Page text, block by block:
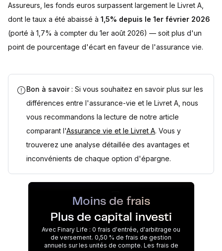
Assureurs, les fonds euros surpassent largement le Livret A,
dont le taux a été abaissé à 1,5% depuis le 1er février 2026
(porté à 1,7% à compter du 1er août 2026) — soit plus d'un
point de pourcentage d'écart en faveur de l'assurance vie.
Bon à savoir: Si vous souhaitez en savoir plus sur les
différences entre l'assurance-vie et le Livret A, nous
vous recommandons la lecture de notre article
comparant l'Assurance vie et le Livret A. Vous y
trouverez une analyse détaillée des avantages et
inconvénients de chaque option d'épargne.
Moins de frais
Plus de capital investi
Avec Finary Life : 0 frais d'entrée, d'arbitrage ou
de versement. 0,50 % de frais de gestion
annuels sur les unités de compte. Les frais de